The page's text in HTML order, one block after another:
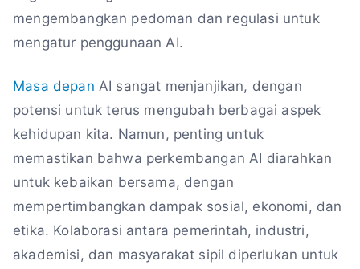
mengembangkan pedoman dan regulasi untuk
mengatur penggunaan AI.
Masa depan AI sangat menjanjikan, dengan
potensi untuk terus mengubah berbagai aspek
kehidupan kita. Namun, penting untuk
memastikan bahwa perkembangan AI diarahkan
untuk kebaikan bersama, dengan
mempertimbangkan dampak sosial, ekonomi, dan
etika. Kolaborasi antara pemerintah, industri,
akademisi, dan masyarakat sipil diperlukan untuk